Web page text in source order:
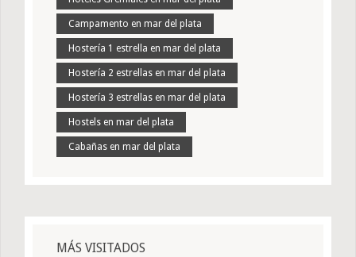
Campamento en mar del plata
Hostería 1 estrella en mar del plata
Hostería 2 estrellas en mar del plata
Hostería 3 estrellas en mar del plata
Hostels en mar del plata
Cabañas en mar del plata
MÁS VISITADOS